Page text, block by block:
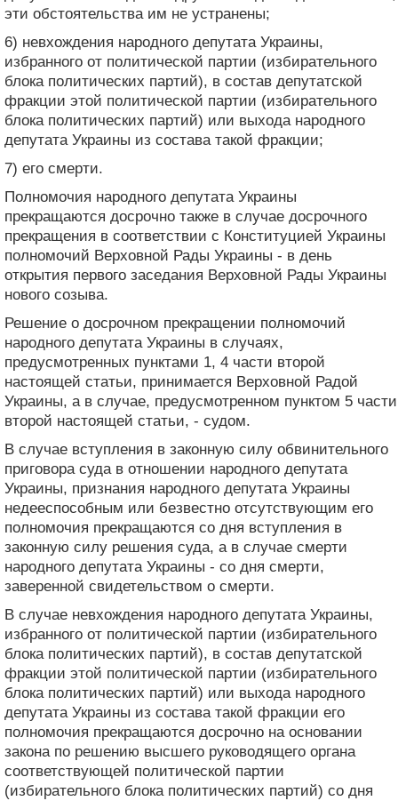
эти обстоятельства им не устранены;
6) невхождения народного депутата Украины,
избранного от политической партии (избирательного
блока политических партий), в состав депутатской
фракции этой политической партии (избирательного
блока политических партий) или выхода народного
депутата Украины из состава такой фракции;
7) его смерти.
Полномочия народного депутата Украины
прекращаются досрочно также в случае досрочного
прекращения в соответствии с Конституцией Украины
полномочий Верховной Рады Украины - в день
открытия первого заседания Верховной Рады Украины
нового созыва.
Решение о досрочном прекращении полномочий
народного депутата Украины в случаях,
предусмотренных пунктами 1, 4 части второй
настоящей статьи, принимается Верховной Радой
Украины, а в случае, предусмотренном пунктом 5 части
второй настоящей статьи, - судом.
В случае вступления в законную силу обвинительного
приговора суда в отношении народного депутата
Украины, признания народного депутата Украины
недееспособным или безвестно отсутствующим его
полномочия прекращаются со дня вступления в
законную силу решения суда, а в случае смерти
народного депутата Украины - со дня смерти,
заверенной свидетельством о смерти.
В случае невхождения народного депутата Украины,
избранного от политической партии (избирательного
блока политических партий), в состав депутатской
фракции этой политической партии (избирательного
блока политических партий) или выхода народного
депутата Украины из состава такой фракции его
полномочия прекращаются досрочно на основании
закона по решению высшего руководящего органа
соответствующей политической партии
(избирательного блока политических партий) со дня